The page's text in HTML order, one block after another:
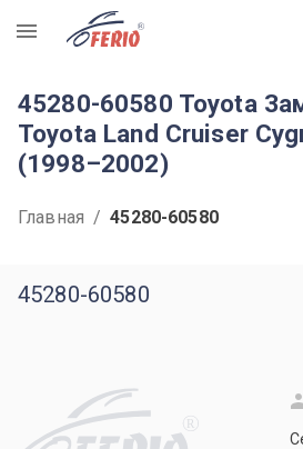
R
45280-60580 Toyota
Toyota Land Cruiser
(1998–2002)
Главная / 45280-60580
45280-60580
R